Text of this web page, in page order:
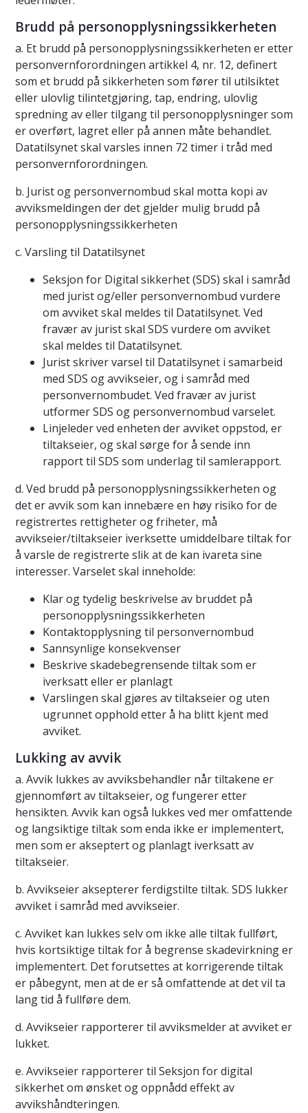
Brudd på personopplysningssikkerheten
a. Et brudd på personopplysningssikkerheten er etter
personvernforordningen artikkel 4, nr. 12, definert
som et brudd på sikkerheten som fører til utilsiktet
eller ulovlig tilintetgjøring, tap, endring, ulovlig
spredning av eller tilgang til personopplysninger som
er overført, lagret eller på annen måte behandlet.
Datatilsynet skal varsles innen 72 timer i tråd med
personvernforordningen.
b. Jurist og personvernombud skal motta kopi av
avviksmeldingen der det gjelder mulig brudd på
personopplysningssikkerheten
c. Varsling til Datatilsynet
Seksjon for Digital sikkerhet (SDS) skal i samråd
med jurist og/eller personvernombud vurdere
om avviket skal meldes til Datatilsynet. Ved
fravær av jurist skal SDS vurdere om avviket
skal meldes til Datatilsynet.
Jurist skriver varsel til Datatilsynet i samarbeid
med SDS og avvikseier, og i samråd med
personvernombudet. Ved fravær av jurist
utformer SDS og personvernombud varselet.
Linjeleder ved enheten der avviket oppstod, er
tiltakseier, og skal sørge for å sende inn
rapport til SDS som underlag til samlerapport.
d. Ved brudd på personopplysningssikkerheten og
det er avvik som kan innebære en høy risiko for de
registrertes rettigheter og friheter, må
avvikseier/tiltakseier iverksette umiddelbare tiltak for
å varsle de registrerte slik at de kan ivareta sine
interesser. Varselet skal inneholde:
Klar og tydelig beskrivelse av bruddet på
personopplysningssikkerheten
Kontaktopplysning til personvernombud
Sannsynlige konsekvenser
Beskrive skadebegrensende tiltak som er
iverksatt eller er planlagt
Varslingen skal gjøres av tiltakseier og uten
ugrunnet opphold etter å ha blitt kjent med
avviket.
Lukking av avvik
a. Avvik lukkes av avviksbehandler når tiltakene er
gjennomført av tiltakseier, og fungerer etter
hensikten. Avvik kan også lukkes ved mer omfattende
og langsiktige tiltak som enda ikke er implementert,
men som er akseptert og planlagt iverksatt av
tiltakseier.
b. Avvikseier aksepterer ferdigstilte tiltak. SDS lukker
avviket i samråd med avvikseier.
c. Avviket kan lukkes selv om ikke alle tiltak fullført,
hvis kortsiktige tiltak for å begrense skadevirkning er
implementert. Det forutsettes at korrigerende tiltak
er påbegynt, men at de er så omfattende at det vil ta
lang tid å fullføre dem.
d. Avvikseier rapporterer til avviksmelder at avviket er
lukket.
e. Avvikseier rapporterer til Seksjon for digital
sikkerhet om ønsket og oppnådd effekt av
avvikshåndteringen.